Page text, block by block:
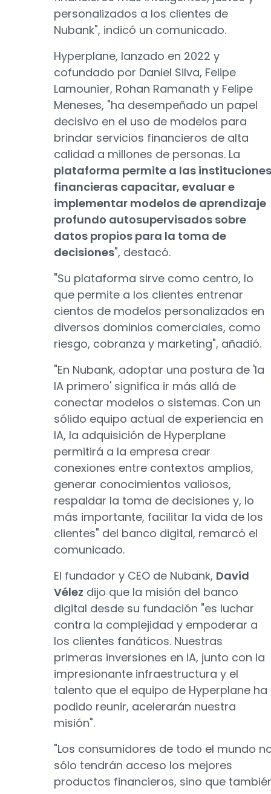
personalizados a los clientes de
Nubank", indicó un comunicado.
Hyperplane, lanzado en 2022 y
cofundado por Daniel Silva, Felipe
Lamounier, Rohan Ramanath y Felipe
Meneses, "ha desempeñado un papel
decisivo en el uso de modelos para
brindar servicios financieros de alta
calidad a millones de personas. La
plataforma permite a las instituciones
financieras capacitar, evaluar e
implementar modelos de aprendizaje
profundo autosupervisados ​​sobre
datos propios para la toma de
decisiones", destacó.
"Su plataforma sirve como centro, lo
que permite a los clientes entrenar
cientos de modelos personalizados en
diversos dominios comerciales, como
riesgo, cobranza y marketing", añadió.
"En Nubank, adoptar una postura de 'la
IA primero' significa ir más allá de
conectar modelos o sistemas. Con un
sólido equipo actual de experiencia en
IA, la adquisición de Hyperplane
permitirá a la empresa crear
conexiones entre contextos amplios,
generar conocimientos valiosos,
respaldar la toma de decisiones y, lo
más importante, facilitar la vida de los
clientes" del banco digital, remarcó el
comunicado.
El fundador y CEO de Nubank, David
Vélez dijo que la misión del banco
digital desde su fundación "es luchar
contra la complejidad y empoderar a
los clientes fanáticos. Nuestras
primeras inversiones en IA, junto con la
impresionante infraestructura y el
talento que el equipo de Hyperplane ha
podido reunir, acelerarán nuestra
misión".
"Los consumidores de todo el mundo
sólo tendrán acceso los mejores
productos financieros, sino que